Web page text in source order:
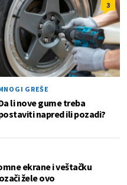
3
GREŠE
li nove gume treba
napred ili pozadi?
ekrane i veštačku
žele ovo